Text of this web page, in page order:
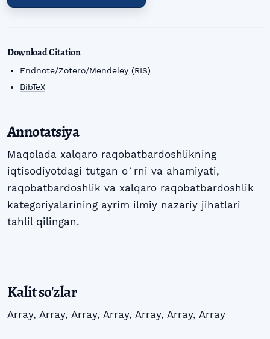
Download Citation
Endnote/Zotero/Mendeley (RIS)
BibTeX
Annotatsiya
Maqolada xalqaro raqobatbardoshlikning
iqtisodiyotdagi tutgan oʻrni va ahamiyati,
raqobatbardoshlik va xalqaro raqobatbardoshlik
kategoriyalarining ayrim ilmiy nazariy jihatlari
tahlil qilingan.
Kalit so'zlar
Array, Array, Array, Array, Array, Array, Array